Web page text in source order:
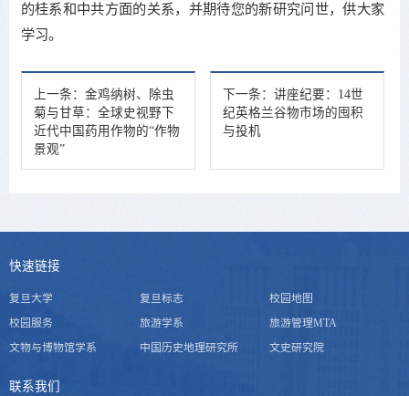
的桂系和中共方面的关系，并期待您的新研究问世，供大家
学习。
上一条： 金鸡纳树、除虫
菊与甘草：全球史视野下
近代中国药用作物的“作物
景观”
下一条： 讲座纪要：14世
纪英格兰谷物市场的囤积
与投机
快速链接
复旦大学 复旦标志
校园地图
校园服务
旅游学系
旅游管理MTA
文物与博物馆学系
中国历史地理研究所 文史研究院
联系我们